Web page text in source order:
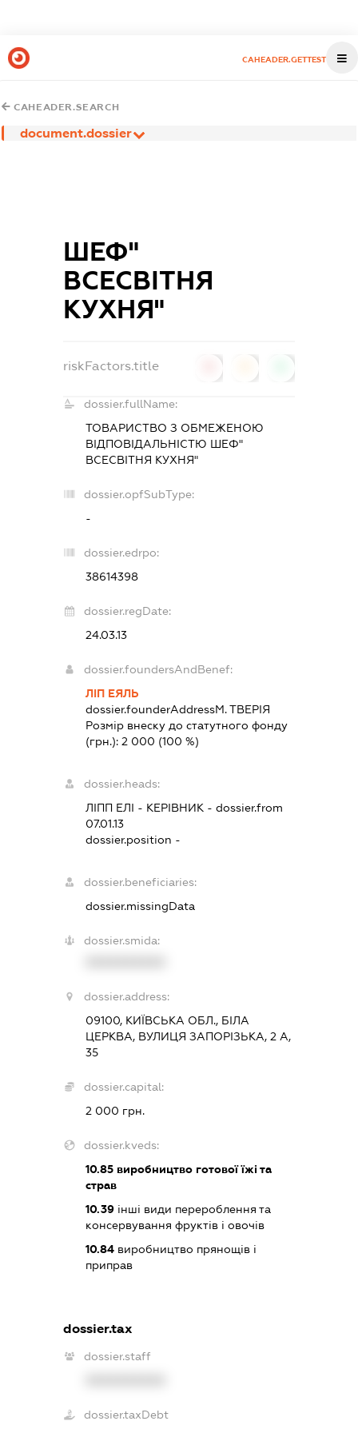
CAHEADER.GETTEST
CAHEADER.SEARCH
document.dossier
ШЕФ"
ВСЕСВІТНЯ
КУХНЯ"
riskFactors.title
dossier.fullName:
ТОВАРИСТВО З ОБМЕЖЕНОЮ
ВІДПОВІДАЛЬНІСТЮ ШЕФ"
ВСЕСВІТНЯ КУХНЯ"
dossier.opfSubType:
-
dossier.edrpo:
38614398
dossier.regDate:
24.03.13
dossier.foundersAndBenef:
ЛІП ЕЯЛЬ
dossier.founderAddressМ. ТВЕРІЯ
Розмір внеску до статутного фонду
(грн.):2 000 (100 %)
dossier.heads:
ЛІПП ЕЛІ - КЕРІВНИК - dossier.from
07.01.13
dossier.position -
dossier.beneficiaries:
dossier.missingData
dossier.smida:
dossier.address:
09100, КИЇВСЬКА ОБЛ., БІЛА
ЦЕРКВА, ВУЛИЦЯ ЗАПОРІЗЬКА, 2 А,
35
dossier.capital:
2 000 грн.
dossier.kveds:
10.85 виробництво готової їжі та
страв
10.39 інші види перероблення та
консервування фруктів і овочів
10.84 виробництво прянощів і
приправ
dossier.tax
dossier.staff
dossier.taxDebt